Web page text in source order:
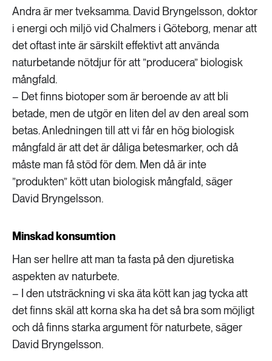
Andra är mer tveksamma. David Bryngelsson, doktor
i energi och miljö vid Chalmers i Göteborg, menar att
det oftast inte är särskilt effektivt att använda
naturbetande nötdjur för att ”producera” biologisk
mångfald.
– Det finns biotoper som är beroende av att bli
betade, men de utgör en liten del av den areal som
betas. Anledningen till att vi får en hög biologisk
mångfald är att det är dåliga betesmarker, och då
måste man få stöd för dem. Men då är inte
”produkten” kött utan biologisk mångfald, säger
David Bryngelsson.
Minskad konsumtion
Han ser hellre att man ta fasta på den djuretiska
aspekten av naturbete.
– I den utsträckning vi ska äta kött kan jag tycka att
det finns skäl att korna ska ha det så bra som möjligt
och då finns starka argument för naturbete, säger
David Bryngelsson.